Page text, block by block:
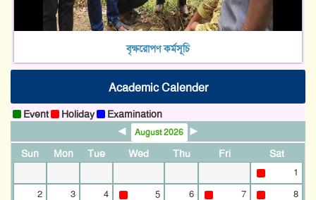
বৃক্ষরোপণ কর্মসূচি
Academic Calender
Event Holiday Examination
◄ August 2026 ►
Sun Mon Tue Wed Thu Fri Sat
1
2
3 4 5 6 7
8